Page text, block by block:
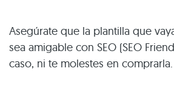
Asegúrate que la plantilla que
sea amigable con SEO (SEO
caso, ni te molestes en comprarla.